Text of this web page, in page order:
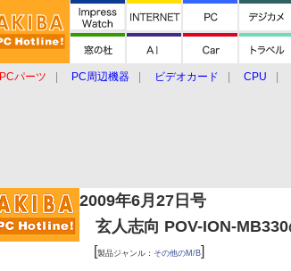
PCパーツ PC周辺機器 ビデオカード CPU
2009年6月27日号
玄人志向 POV-ION-MB330
[製品ジャンル： その他のM/B]